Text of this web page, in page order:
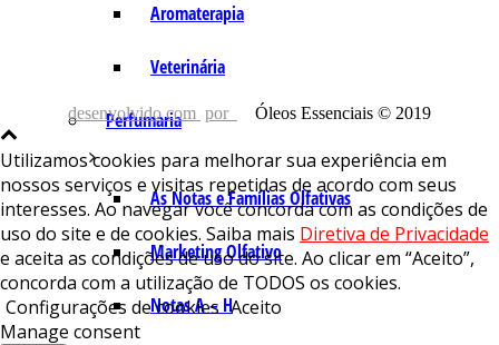
Aromaterapia
Veterinária
Perfumaria
As Notas e Famílias Olfativas
Marketing Olfativo
Notas A – H
desenvolvido com por Óleos Essenciais © 2019
Utilizamos cookies para melhorar sua experiência em
nossos serviços e visitas repetidas de acordo com seus
interesses. Ao navegar você concorda com as condições de
uso do site e de cookies. Saiba mais Diretiva de Privacidade
e aceita as condições de uso do site. Ao clicar em “Aceito”,
concorda com a utilização de TODOS os cookies.
Configurações de cookies Aceito
Manage consent